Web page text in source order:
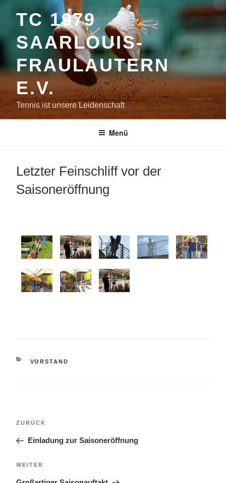
InhaltTC 1979
SAARLOUIS-
FRAULAUTERN
E.V.
Tennis ist unsere Leidenschaft
Menü
Letzter Feinschliff vor der
Saisoneröffnung
KATEGORIEN
VORSTAND
Vorheriger
ZURÜCK
Einladung zur Saisoneröffnung
Nächster
WEITER